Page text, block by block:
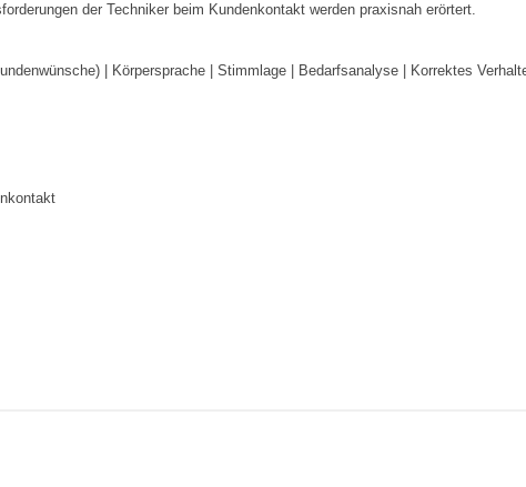
der Techniker beim Kundenkontakt werden praxisnah erörtert.
| Körpersprache | Stimmlage | Bedarfsanalyse | Korrektes